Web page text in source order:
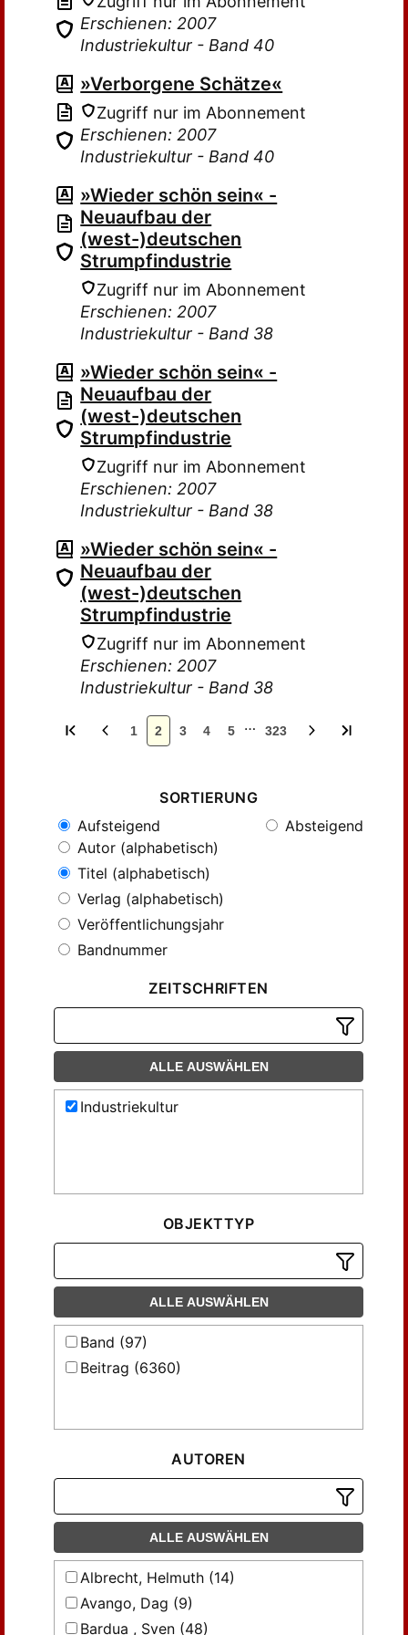
Erschienen: 2007
Industriekultur - Band 40
»Verborgene Schätze«
Zugriff nur im Abonnement
Erschienen: 2007
Industriekultur - Band 40
»Wieder schön sein« -
Neuaufbau der
(west-)deutschen
Strumpfindustrie
Zugriff nur im Abonnement
Erschienen: 2007
Industriekultur - Band 38
»Wieder schön sein« -
Neuaufbau der
(west-)deutschen
Strumpfindustrie
Zugriff nur im Abonnement
Erschienen: 2007
Industriekultur - Band 38
»Wieder schön sein« -
Neuaufbau der
(west-)deutschen
Strumpfindustrie
Zugriff nur im Abonnement
Erschienen: 2007
Industriekultur - Band 38
1 2 3 4 5 … 323
SORTIERUNG
Aufsteigend
Absteigend
Autor (alphabetisch)
Titel (alphabetisch)
Verlag (alphabetisch)
Veröffentlichungsjahr
Bandnummer
ZEITSCHRIFTEN
ALLE AUSWÄHLEN
Industriekultur
OBJEKTTYP
ALLE AUSWÄHLEN
Band (97)
Beitrag (6360)
AUTOREN
ALLE AUSWÄHLEN
Albrecht, Helmuth (14)
Avango, Dag (9)
Bardua , Sven (48)